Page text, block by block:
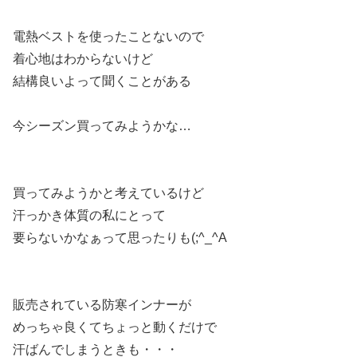
電熱ベストを使ったことないので
着心地はわからないけど
結構良いよって聞くことがある
今シーズン買ってみようかな…
買ってみようかと考えているけど
汗っかき体質の私にとって
要らないかなぁって思ったりも(;^_^A
販売されている防寒インナーが
めっちゃ良くてちょっと動くだけで
汗ばんでしまうときも・・・